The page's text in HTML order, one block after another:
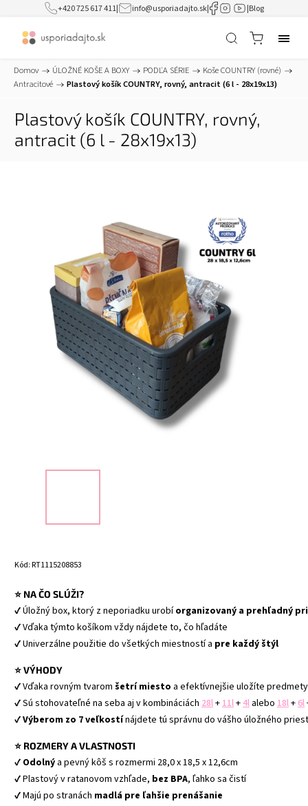
+420 725 617 411| info@usporiadajto.sk| |Blog
Domov / ÚLOŽNÉ KOŠE A BOXY / PODĽA SÉRIE / Koše COUNTRY (rovné) /
Antracitové / Plastový košík COUNTRY, rovný, antracit (6 l - 28x19x13)
Plastový košík COUNTRY, rovný,
antracit (6 l - 28x19x13)
Kód:RT1115208853
⭐ NA ČO SLÚŽI?
✔ Úložný box, ktorý z neporiadku urobí organizovaný a prehľadný
✔ Vďaka týmto košíkom vždy nájdete to, čo hľadáte
✔ Univerzálne použitie do všetkých miestností a pre každý štýl
⭐ VÝHODY
✔ Vďaka rovným tvarom šetrí miesto a efektívnejšie uložíte predmety
✔ Sú stohovateľné na seba aj v kombináciách 28l+ 11l+ 4l alebo 18l + 6l
✔ Výberom zo 7 veľkostí nájdete tú správnu do vášho úložného
⭐ ROZMERY A VLASTNOSTI
✔ Odolný a pevný kôš s rozmermi 28,0 x 18,5 x 12,6cm
✔ Plastový v ratanovom vzhľade, bez BPA, ľahko sa čistí
✔ Majú po stranách madlá pre ľahšie prenášanie